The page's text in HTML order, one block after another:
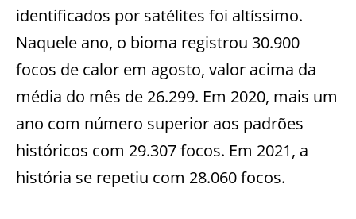
identificados por satélites foi altíssimo.
Naquele ano, o bioma registrou 30.900
focos de calor em agosto, valor acima da
média do mês de 26.299. Em 2020, mais um
ano com número superior aos padrões
históricos com 29.307 focos. Em 2021, a
história se repetiu com 28.060 focos.